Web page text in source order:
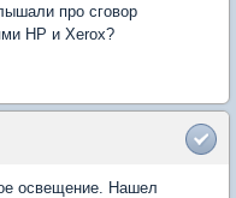
про сговор
HP и Xerox?
освещение. Нашел